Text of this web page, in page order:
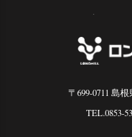
〒699-0711 島
TEL.0853-